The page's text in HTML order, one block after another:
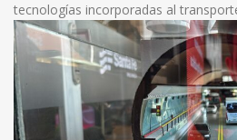
tecnologías incorporadas al